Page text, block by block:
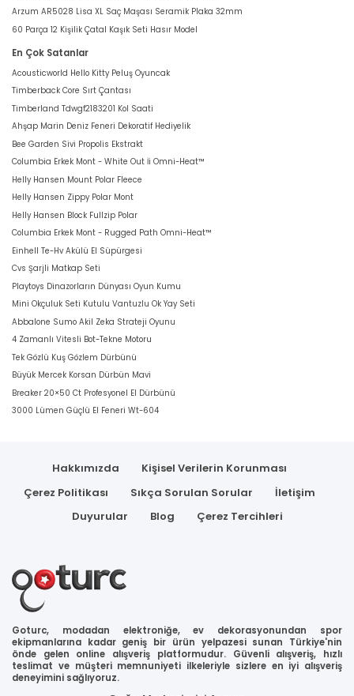
Arzum AR5028 Lisa XL Saç Maşası Seramik Plaka 32mm
60 Parça 12 Kişilik Çatal Kaşık Seti Hasır Model
En Çok Satanlar
Acousticworld Hello Kitty Peluş Oyuncak
Timberback Core Sırt Çantası
Timberland Tdwgf2183201 Kol Saati
Ahşap Marin Deniz Feneri Dekoratif Hediyelik
Bee Garden Sivi Propolis Ekstrakt
Columbia Erkek Mont - White Out İi Omni-Heat™
Helly Hansen Mount Polar Fleece
Helly Hansen Zippy Polar Mont
Helly Hansen Block Fullzip Polar
Columbia Erkek Mont - Rugged Path Omni-Heat™
Einhell Te-Hv Akülü El Süpürgesi
Cvs Şarjli Matkap Seti
Playtoys Dinazorların Dünyası Oyun Kumu
Mini Okçuluk Seti Kutulu Vantuzlu Ok Yay Seti
Abbalone Sumo Akil Zeka Strateji Oyunu
4 Zamanlı Vitesli Bot-Tekne Motoru
Tek Gözlü Kuş Gözlem Dürbünü
Büyük Mercek Korsan Dürbün Mavi
Breaker 20×50 Ct Profesyonel El Dürbünü
3000 Lümen Güçlü El Feneri Wt-604
Hakkımızda
Kişisel Verilerin Korunması
Çerez Politikası
Sıkça Sorulan Sorular
İletişim
Duyurular
Blog Çerez Tercihleri
Goturc, modadan elektroniğe, ev dekorasyonundan spor
ekipmanlarına kadar geniş bir ürün yelpazesi sunan Türkiye'nin
önde gelen online alışveriş platformudur. Güvenli alışveriş, hızlı
teslimat ve müşteri memnuniyeti ilkeleriyle sizlere en iyi alışveriş
deneyimini sağlıyoruz.